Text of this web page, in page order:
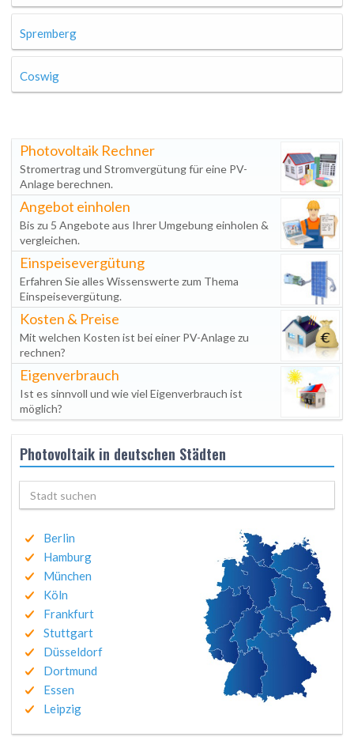
Spremberg
Coswig
Photovoltaik Rechner
Stromertrag und Stromvergütung für eine PV-
Anlage berechnen.
Angebot einholen
Bis zu 5 Angebote aus Ihrer Umgebung einholen &
vergleichen.
Einspeisevergütung
Erfahren Sie alles Wissenswerte zum Thema
Einspeisevergütung.
Kosten & Preise
Mit welchen Kosten ist bei einer PV-Anlage zu
rechnen?
Eigenverbrauch
Ist es sinnvoll und wie viel Eigenverbrauch ist
möglich?
Photovoltaik in deutschen Städten
Berlin
Hamburg
München
Köln
Frankfurt
Stuttgart
Düsseldorf
Dortmund
Essen
Leipzig